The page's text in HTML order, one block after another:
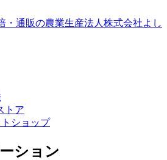
トア
ショップ
ション